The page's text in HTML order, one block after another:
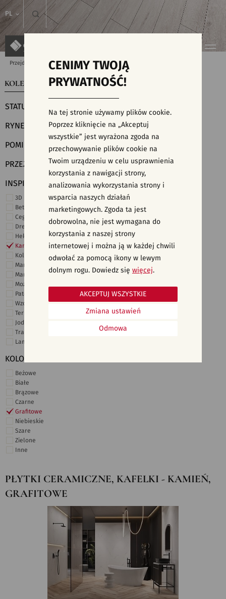
PL
Przejdź do strony głównej Kolekcje
KOLEKCJE WYSZUKIWARKA PŁYTEK
STATUS
RYNEK
POMIESZCZENIE
PRZEZNACZENIE
INSPIRACJE
3D i struktury
Beton
Cegiełki
Drewno
Heksagonalne
Kamień
Kolor
Marmur
Marokańskie
Mozaika
Patchwork
Wzory i motywy
Terrazzo
Jodełka
Trawertyn
Lamele
KOLORY
Beżowe
Białe
Brązowe
Czarne
Grafitowe
Niebieskie
Szare
Zielone
Inne
PŁYTKI CERAMICZNE, KAFELKI - KAMIEŃ,
GRAFITOWE
CENIMY TWOJĄ
PRYWATNOŚĆ!
Na tej stronie używamy plików cookie.
Poprzez kliknięcie na „Akceptuj
wszystkie” jest wyrażona zgoda na
przechowywanie plików cookie na
Twoim urządzeniu w celu usprawnienia
korzystania z nawigacji strony,
analizowania wykorzystania strony i
wsparcia naszych działań
marketingowych. Zgoda ta jest
dobrowolna, nie jest wymagana do
korzystania z naszej strony
internetowej i można ją w każdej chwili
odwołać za pomocą ikony w lewym
dolnym rogu. Dowiedz się więcej.
Odmowa
Zmiana ustawień
AKCEPTUJ WSZYSTKIE